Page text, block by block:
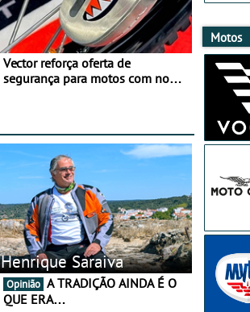
Vector reforça oferta de
segurança para motos com nova
Henrique Saraiva
Opinião
QUE ERA…
Motos